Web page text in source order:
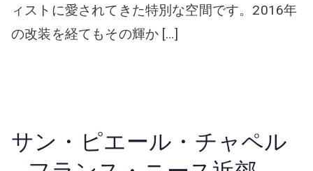
ィストに愛されてきた特別な空間です。2016年
の改装を経てもその輝か […]
サン・ピエール・チャペル